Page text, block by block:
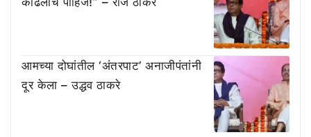
आमच्या दोघांतील ‘अंतरपाट’ अनाजीपंतांनी
दूर केला – उद्धव ठाकरे